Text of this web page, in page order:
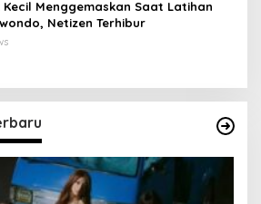
Kecil Menggemaskan Saat Latihan
Netizen Terhibur